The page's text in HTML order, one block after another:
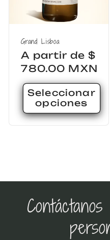
Grand Lisboa
Precio
habitual
A partir de $
780.00 MXN
Seleccionar
opciones